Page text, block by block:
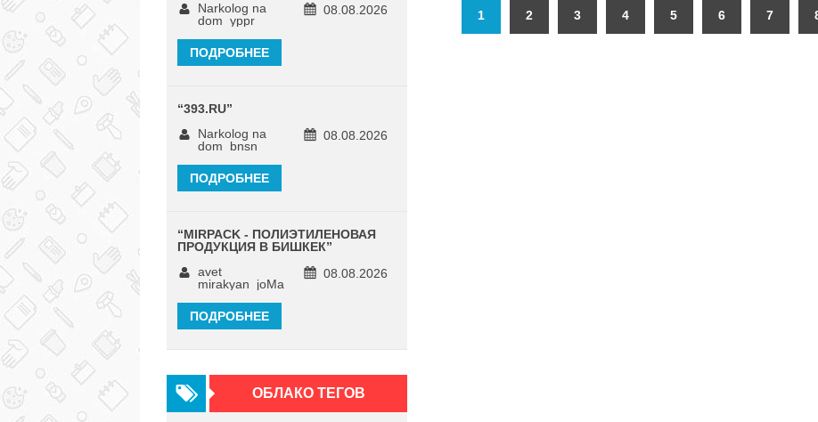
1 2 3 4 5 6 7
08.08.2026
Narkolog na
dom_yppr
ПОДРОБНЕЕ
“393.RU”
08.08.2026
Narkolog na
dom_bnsn
ПОДРОБНЕЕ
“MIRPACK - ПОЛИЭТИЛЕНОВАЯ
ПРОДУКЦИЯ В БИШКЕК”
08.08.2026
avet
mirakyan_joMa
ПОДРОБНЕЕ
ОБЛАКО ТЕГОВ